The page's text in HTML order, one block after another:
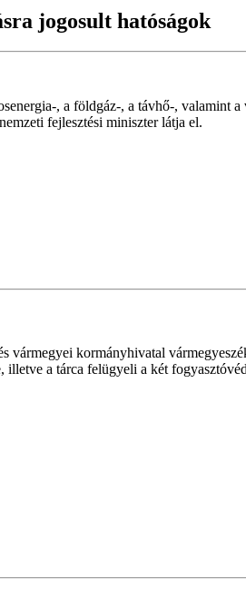
jogosult hatóságok
, a földgáz-, a távhő-, valamint
fejlesztési miniszter látja el.
vármegyei kormányhivatal
illetve a tárca felügyeli a két